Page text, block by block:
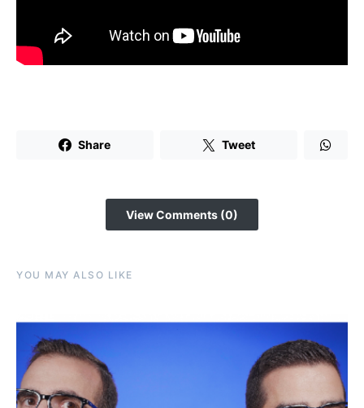
Share Tweet
View Comments (0)
YOU MAY ALSO LIKE